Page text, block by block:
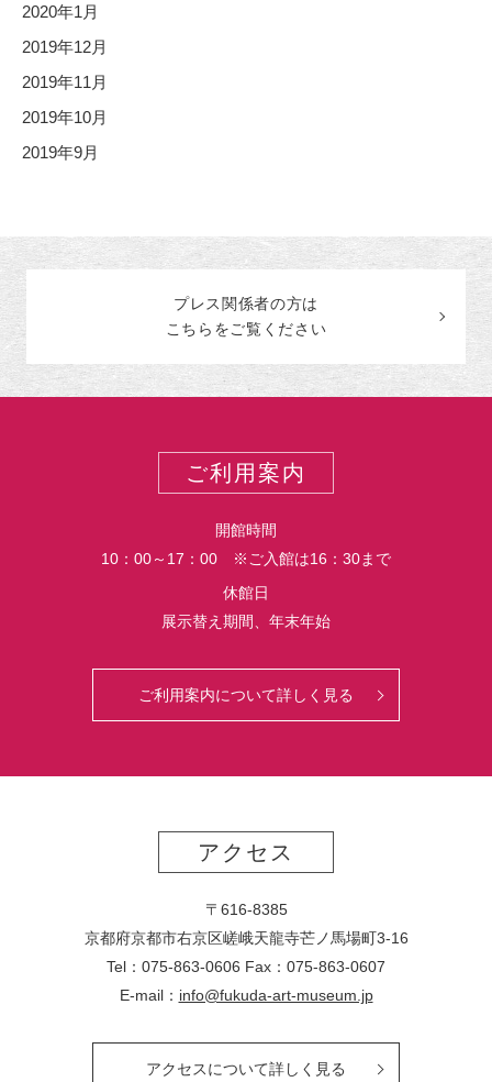
2020年1月
2019年12月
2019年11月
2019年10月
2019年9月
プレス関係者の方は
こちらをご覧ください
ご利用案内
開館時間
10：00～17：00 ※ご入館は16：30まで
休館日
展示替え期間、年末年始
ご利用案内について詳しく見る
アクセス
〒616-8385
京都府京都市右京区嵯峨天龍寺芒ノ馬場町3-16
Tel：075-863-0606 Fax：075-863-0607
E-mail： info@fukuda-art-museum.jp
アクセスについて詳しく見る